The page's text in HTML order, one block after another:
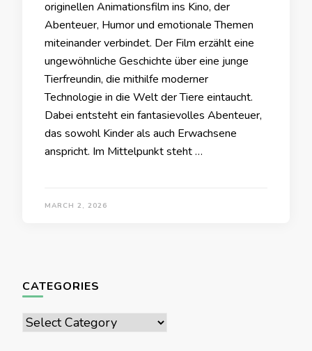
originellen Animationsfilm ins Kino, der
Abenteuer, Humor und emotionale Themen
miteinander verbindet. Der Film erzählt eine
ungewöhnliche Geschichte über eine junge
Tierfreundin, die mithilfe moderner
Technologie in die Welt der Tiere eintaucht.
Dabei entsteht ein fantasievolles Abenteuer,
das sowohl Kinder als auch Erwachsene
anspricht. Im Mittelpunkt steht …
MARCH 2, 2026
CATEGORIES
Categories